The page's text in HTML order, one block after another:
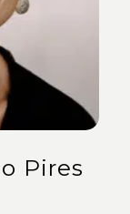
Pires